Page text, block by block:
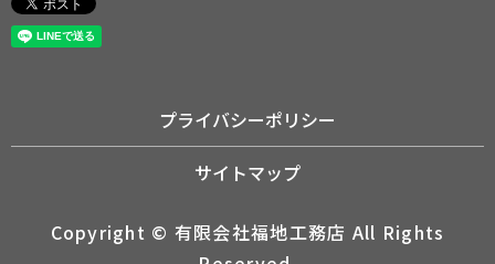
プライバシーポリシー
サイトマップ
Copyright © 有限会社福地工務店 All Rights